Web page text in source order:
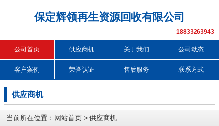
保定辉领再生资源回收有限公司
18833263943
公司首页 供应商机 关于我们 公司动态
客户案例 荣誉认证 售后服务 联系方式
供应商机
当前所在位置： 网站首页 > 供应商机